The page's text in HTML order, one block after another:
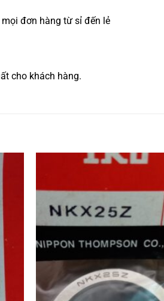
đơn hàng từ sỉ đến lẻ
cho khách hàng.